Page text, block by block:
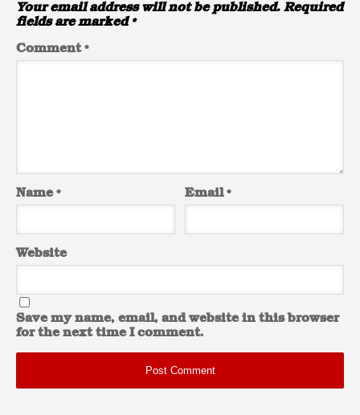
Your email address will not be published. Required
fields are marked *
Comment*
Name* Email*
Website
Save my name, email, and website in this browser
for the next time I comment.